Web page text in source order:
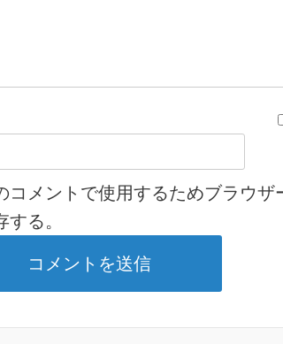
コメントで使用するためブラウ
する。